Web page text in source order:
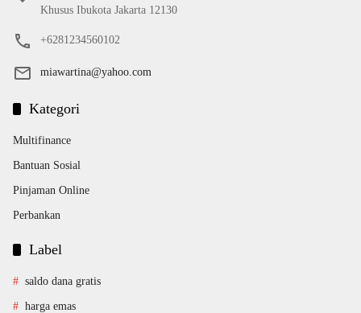
Khusus Ibukota Jakarta 12130
+6281234560102
miawartina@yahoo.com
Kategori
Multifinance
Bantuan Sosial
Pinjaman Online
Perbankan
Label
saldo dana gratis
harga emas